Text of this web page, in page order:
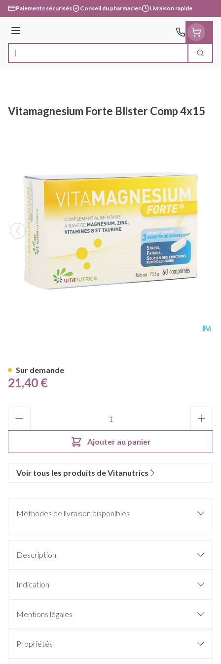
Aller au contenu
Paiements sécurisés Conseil du pharmacien Livraison rapide
Menu
Rechercher
Vitamagnesium Forte Blister Comp 4x15
21,40 €
Ajouter au panier
Sur demande
Voir tous les produits de Vitanutrics
Méthodes de livraison disponibles
Description
Indication
Mentions légales
Propriétés